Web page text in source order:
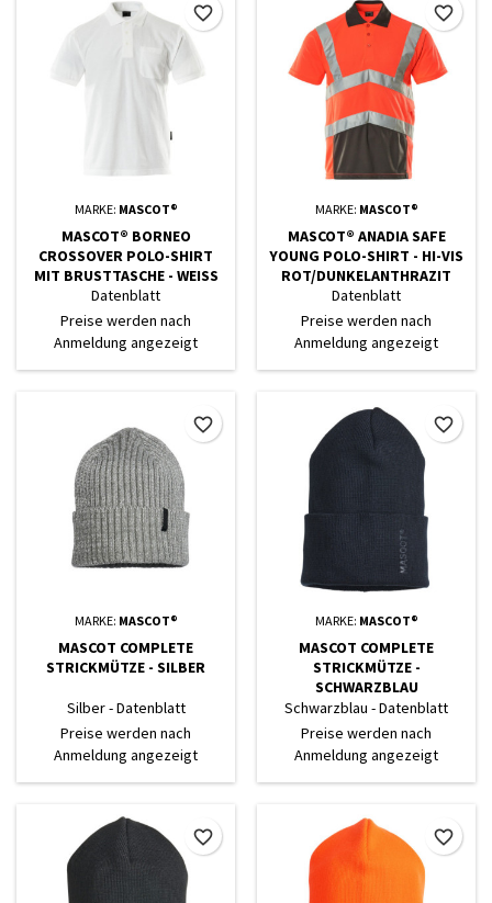
MARKE: MASCOT®
MASCOT® BORNEO
CROSSOVER POLO-SHIRT
MIT BRUSTTASCHE - WEISS
Datenblatt
Preise werden nach
Anmeldung angezeigt
favorite_border
MARKE: MASCOT®
MASCOT® ANADIA SAFE
YOUNG POLO-SHIRT - HI-VIS
ROT/DUNKELANTHRAZIT
Datenblatt
Preise werden nach
Anmeldung angezeigt
favorite_border
MARKE: MASCOT®
MASCOT COMPLETE
STRICKMÜTZE - SILBER
Silber - Datenblatt
Preise werden nach
Anmeldung angezeigt
favorite_border
MARKE: MASCOT®
MASCOT COMPLETE
STRICKMÜTZE -
SCHWARZBLAU
Schwarzblau - Datenblatt
Preise werden nach
Anmeldung angezeigt
favorite_border
favorite_border favorite_border